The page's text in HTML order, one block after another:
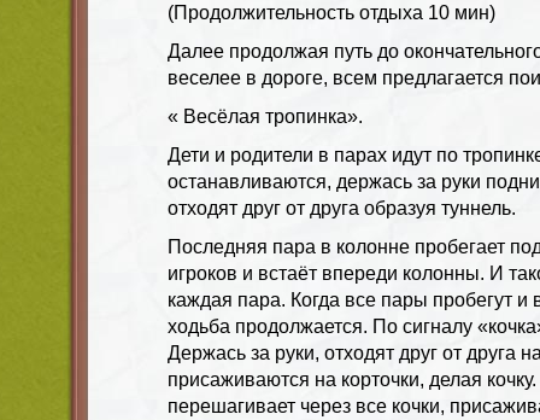
(Продолжительность отдыха 10 мин)
Далее продолжая путь до
веселее в дороге, всем предлагается
« Весёлая тропинка».
Дети и родители в парах идут по
останавливаются, держась за руки
отходят друг от друга образуя туннель.
Последняя пара в колонне пробегает
игроков и встаёт впереди колонны. И
каждая пара. Когда все пары пробегут и
ходьба продолжается. По сигналу
Держась за руки, отходят друг от друга
присаживаются на корточки, делая
перешагивает через все кочки,